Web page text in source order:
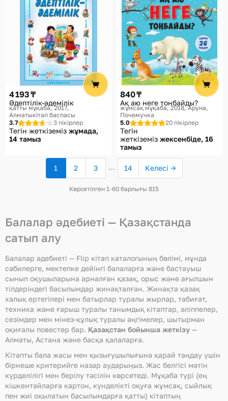
4 193 ₸
Әдептілік-әдемілік
қатты мұқаба, 2017
Алматыкітап баспасы
3.7
3 пікірлер
Тегін жеткіземіз жұмада,
14 тамыз
840 ₸
Ақ аю неге тонбайды?
жұмсақ мұқаба, 2018 Аруна,
Почемучка
5.0
20 пікірлер
Тегін
жеткіземіз жексенбіде, 16
тамыз
1(ағымдағы
2 3 … 14 Келесі →
Көрсетілген 1-60 барлығы 815
Балалар әдебиеті — Қазақстанда
сатып алу
Балалар әдебиеті — Flip кітап каталогының бөлімі, мұнда
сәбилерге, мектепке дейінгі балаларға және бастауыш
сынып оқушыларына арналған қазақ, орыс және ағылшын
тілдеріндегі басылымдар жинақталған. Жинақта қазақ
халық ертегілері мен батырлар туралы жырлар, табиғат,
техника және ғарыш туралы танымдық кітаптар, әліппелер,
сезімдер мен мінез-құлық туралы әңгімелер, шытырман
оқиғалы повестер бар. Қазақстан бойынша жеткізу —
Алматы, Астана және басқа қалаларға.
Кітапты бала жасы мен қызығушылығына қарай таңдау үшін
бірнеше критерийге назар аударыңыз. Жас белгісі мәтін
күрделілігі мен берілу тәсілін көрсетеді. Мұқаба түрі (ең
кішкентайларға картон, күнделікті оқуға жұмсақ, сыйлық
пен жиі оқылатын басылымдарға қатты) кітаптың